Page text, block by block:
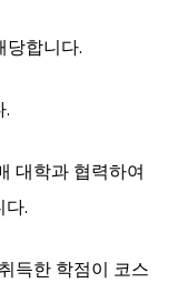
당합니다.
.
대학과 협력하여
다.
득한 학점이 코스